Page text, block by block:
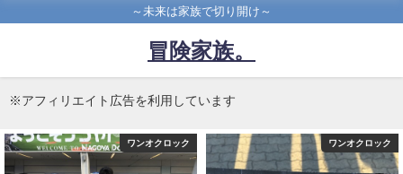
～未来は家族で切り開け～
冒険家族。
※アフィリエイト広告を利用しています
ワンオクロック ワンオクロック